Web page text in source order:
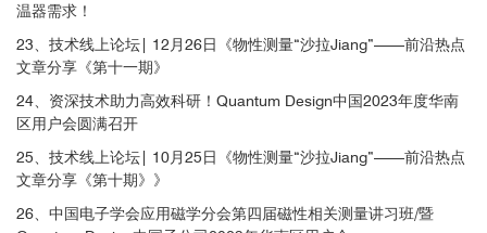
作的公开报告）
温器需求！
23、技术线上论坛| 12月26日《物性测量“沙拉Jiang”——前沿热点
文章分享《第十一期》
24、资深技术助力高效科研！Quantum Design中国2023年度华南
区用户会圆满召开
25、技术线上论坛| 10月25日《物性测量“沙拉Jiang”——前沿热点
文章分享《第十期》》
26、中国电子学会应用磁学分会第四届磁性相关测量讲习班/暨